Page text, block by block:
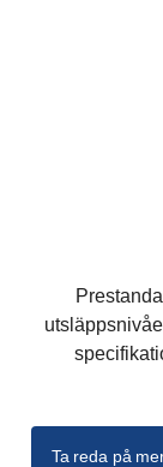
Ta reda på